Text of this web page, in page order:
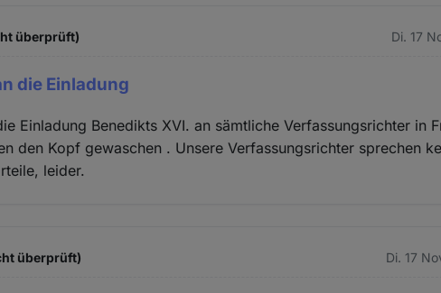
überprüft) Di. 17
die Einladung
Einladung Benedikts XVI. an sämtliche Verfassungsrichter in
den Kopf gewaschen . Unsere Verfassungsrichter sprechen
leider.
überprüft) Di. 17